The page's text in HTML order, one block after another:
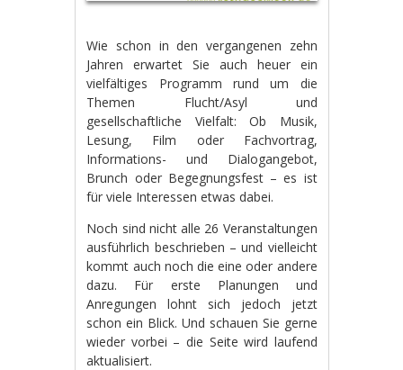
Wie schon in den vergangenen zehn
Jahren erwartet Sie auch heuer ein
vielfältiges Programm rund um die
Themen Flucht/Asyl und
gesellschaftliche Vielfalt: Ob Musik,
Lesung, Film oder Fachvortrag,
Informations- und Dialogangebot,
Brunch oder Begegnungsfest – es ist
für viele Interessen etwas dabei.
Noch sind nicht alle 26 Veranstaltungen
ausführlich beschrieben – und vielleicht
kommt auch noch die eine oder andere
dazu. Für erste Planungen und
Anregungen lohnt sich jedoch jetzt
schon ein Blick. Und schauen Sie gerne
wieder vorbei – die Seite wird laufend
aktualisiert.